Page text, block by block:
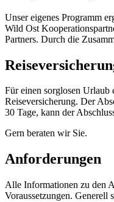
Unser eigenes Programm
Wild Ost
Partners. Durch die
Für einen sorglosen Urlaub
Reiseversicherung. Der
30 Tage, kann der
Gern beraten wir Sie.
Anforderungen
Alle Informationen zu den
Voraussetzungen. Generell